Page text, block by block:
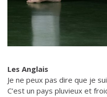
Les Anglais
Je ne peux pas dire que je
C’est un pays pluvieux et